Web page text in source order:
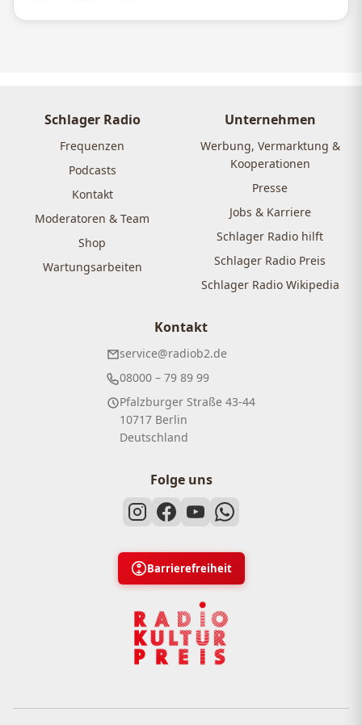
Schlager Radio
Frequenzen
Podcasts
Kontakt
Moderatoren & Team
Shop
Wartungsarbeiten
Unternehmen
Werbung, Vermarktung &
Kooperationen
Presse
Jobs & Karriere
Schlager Radio hilft
Schlager Radio Preis
Schlager Radio Wikipedia
Kontakt
service@radiob2.de
08000 – 79 89 99
Pfalzburger Straße 43-44
10717 Berlin
Deutschland
Folge uns
Barrierefreiheit